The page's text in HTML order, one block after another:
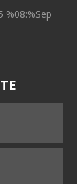
%08:%Sep